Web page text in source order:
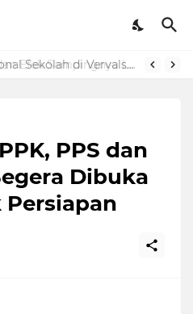
35 Manfaat Buah Salak dan Efek Sampingnya Lengkap
Cara Upload Ijin Operasional Sekolah di Vervalsp Secara Online
PPS dan
Dibuka